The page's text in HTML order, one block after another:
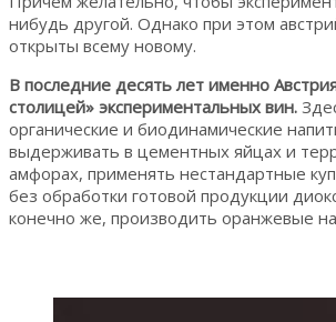
нибудь другой. Однако при этом
открыты всему новому.
В последние десять лет именно
столицей» экспериментальных вин.
органические и биодинамические
выдерживать в цементных яйцах и
амфорах, применять нестандартные
без обработки готовой продукции
конечно же, производить оранжевые